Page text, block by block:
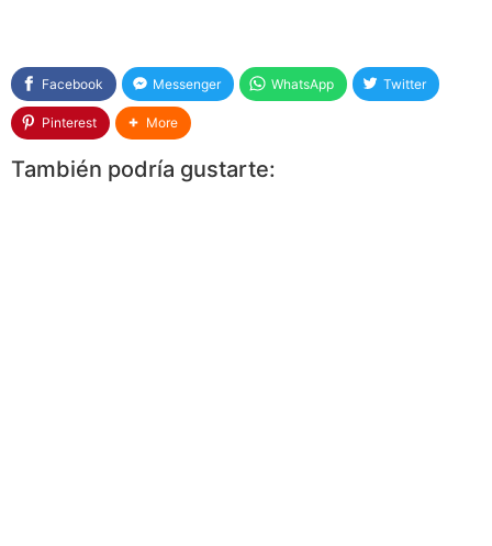
Facebook Messenger WhatsApp Twitter
Pinterest More
También podría gustarte: